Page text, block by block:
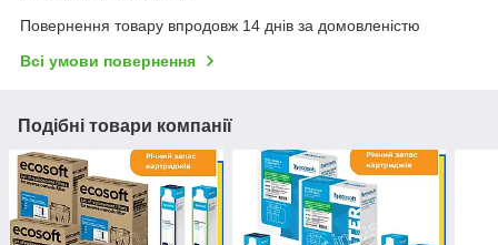
Повернення товару впродовж 14 днів за домовленістю
Всі умови повернення
Подібні товари компанії